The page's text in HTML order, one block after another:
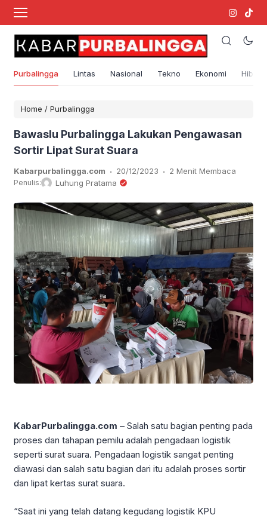
Purbalingga Lintas Nasional Tekno Ekonomi
Home / Purbalingga
Bawaslu Purbalingga Lakukan Pengawasan
Sortir Lipat Surat Suara
Kabarpurbalingga.com . 20/12/2023 . 2 Menit Membaca
Penulis: Luhung Pratama
KabarPurbalingga.com – Salah satu bagian penting pada
proses dan tahapan pemilu adalah pengadaan logistik
seperti surat suara. Pengadaan logistik sangat penting
diawasi dan salah satu bagian dari itu adalah proses sortir
dan lipat kertas surat suara.
“Saat ini yang telah datang kegudang logistik KPU